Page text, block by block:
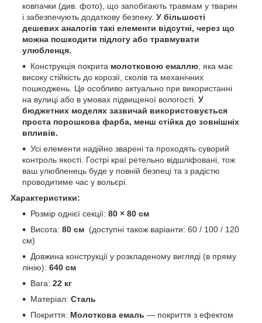
ковпачки (див. фото), що запобігають травмам у тварин
і забезпечують додаткову безпеку. У більшості
дешевих аналогів такі елементи відсутні, через що
можна пошкодити підлогу або травмувати
улюбленця.
Конструкція покрита молотковою емаллю , яка має
високу стійкість до корозії, сколів та механічних
пошкоджень. Це особливо актуально при використанні
на вулиці або в умовах підвищеної вологості. У
бюджетних моделях зазвичай використовується
проста порошкова фарба, менш стійка до зовнішніх
впливів.
Усі елементи надійно зварені та проходять суворий
контроль якості. Гострі краї ретельно відшліфовані, тож
ваш улюбленець буде у повній безпеці та з радістю
проводитиме час у вольєрі.
Характеристики:
Розмір однієї секції: 80 × 80 см
Висота: 80 см (доступні також варіанти: 60 / 100 / 120
см)
Довжина конструкції у розкладеному вигляді (в пряму
лінію): 640 см
Вага: 22 кг
Матеріал: Сталь
Покриття: Молоткова емаль — покриття з ефектом